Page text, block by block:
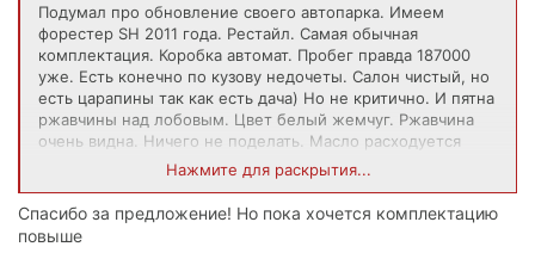
Подумал про обновление своего автопарка. Имеем
форестер SH 2011 года. Рестайл. Самая обычная
комплектация. Коробка автомат. Пробег правда 187000
уже. Есть конечно по кузову недочеты. Салон чистый, но
есть царапины так как есть дача) Но не критично. И пятна
ржавчины над лобовым. Цвет белый жемчуг. Ржавчина
очень видна. Ничего не поделать. Масло расходуется
тоже средне. Потеет левая часть двигателя. Коробка
отлично. Ходовая тоже. Более нигде нет ржавчины.
Задние аммортизаторы оригинал. Передние не знаю.
Возможно тоже. Покупал тут на форуме с пробегом
98000
Нажмите для раскрытия...
Спасибо за предложение! Но пока хочется комплектацию
повыше